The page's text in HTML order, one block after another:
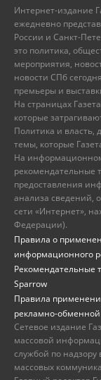
Интернет-издание
ежедневно
России и Санкт-
это политика,
мероприятия,
новости СПб
премьеры и
На страницах
которые
Политика и власть,
темы, которые
На
рекомендательные
предоставления
анализа сведений,
сети «Интернет»,
Федерации).
Правила о
информационного
Рекомендательные
Sparrow
Правила
рекламно-
Сетевое издание
массовой
службой по
массовых